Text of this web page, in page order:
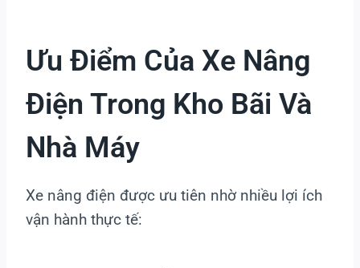
Ưu Điểm Của Xe Nâng
Điện Trong Kho Bãi Và
Nhà Máy
Xe nâng điện được ưu tiên nhờ nhiều lợi ích
vận hành thực tế: